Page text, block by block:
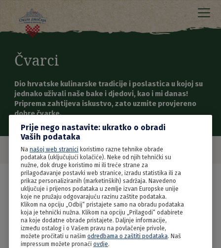
Čvarci
Dio hrvatske kulinarske tradicije i poslastica u kojoj su
jednako uživali naše bake i djedovi, kao i mi danas!
Priprema zahtijeva iskustvo, zato uzmite provjereno
dobre čvarke.
Prije nego nastavite: ukratko o obradi
Vaših podataka
Na našoj web stranici koristimo razne tehnike obrade
podataka (uključujući kolačiće). Neke od njih tehnički su
nužne, dok druge koristimo mi ili treće strane za
prilagođavanje postavki web stranice, izradu statistika ili za
prikaz personaliziranih (marketinških) sadržaja. Navedeno
uključuje i prijenos podataka u zemlje izvan Europske unije
koje ne pružaju odgovarajuću razinu zaštite podataka.
Klikom na opciju „Odbij“ pristajete samo na obradu podataka
koja je tehnički nužna. Klikom na opciju „Prilagodi“ odabirete
na koje dodatne obrade pristajete. Daljnje informacije,
između ostalog i o Vašem pravu na povlačenje privole,
možete pročitati u našim odredbama o zaštiti podataka. Naš
impressum možete pronaći ovdje.